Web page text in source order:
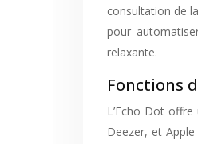
consultation de
pour
relaxante.
Fonctions
L’Echo Dot
Deezer, et